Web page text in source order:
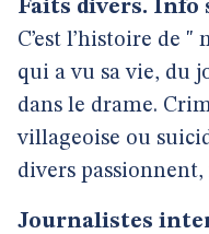
Faits divers. Info
C’est l’histoire de
qui a vu sa vie, du
dans le drame.
villageoise ou
divers passionnent,
Journalistes